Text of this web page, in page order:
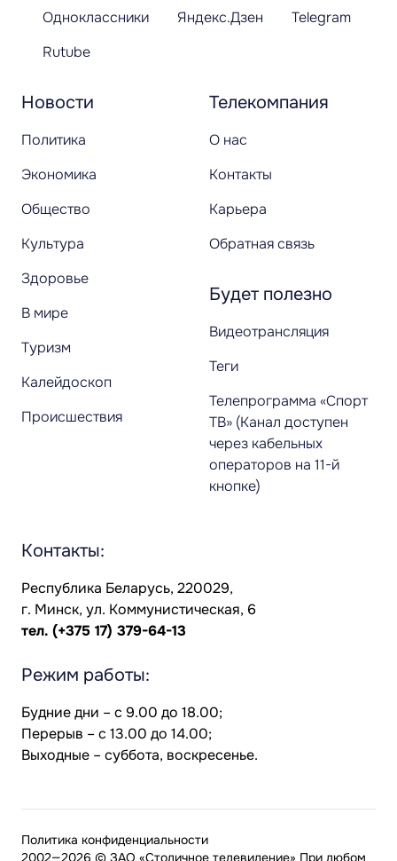
Новости
Политика
Экономика
Общество
Культура
Здоровье
В мире
Туризм
Калейдоскоп
Происшествия
Телекомпания
О нас
Контакты
Карьера
Обратная связь
Будет полезно
Видеотрансляция
Теги
Телепрограмма «Спорт
ТВ» (Канал доступен
через кабельных
операторов на 11-й
кнопке)
Одноклассники
Яндекс.Дзен
Telegram
Rutube
Контакты:
Республика Беларусь, 220029,
г. Минск, ул. Коммунистическая, 6
тел. (+375 17) 379-64-13
Режим работы:
Будние дни – с 9.00 до 18.00;
Перерыв – с 13.00 до 14.00;
Выходные – суббота, воскресенье.
2002—2026 © ЗАО «Столичное телевидение» При любом
Политика конфиденциальности